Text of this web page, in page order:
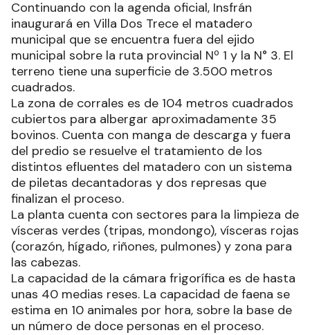
Continuando con la agenda oficial, Insfrán
inaugurará en Villa Dos Trece el matadero
municipal que se encuentra fuera del ejido
municipal sobre la ruta provincial Nº 1 y la N° 3. El
terreno tiene una superficie de 3.500 metros
cuadrados.
La zona de corrales es de 104 metros cuadrados
cubiertos para albergar aproximadamente 35
bovinos. Cuenta con manga de descarga y fuera
del predio se resuelve el tratamiento de los
distintos efluentes del matadero con un sistema
de piletas decantadoras y dos represas que
finalizan el proceso.
La planta cuenta con sectores para la limpieza de
vísceras verdes (tripas, mondongo), vísceras rojas
(corazón, hígado, riñones, pulmones) y zona para
las cabezas.
La capacidad de la cámara frigorífica es de hasta
unas 40 medias reses. La capacidad de faena se
estima en 10 animales por hora, sobre la base de
un número de doce personas en el proceso.